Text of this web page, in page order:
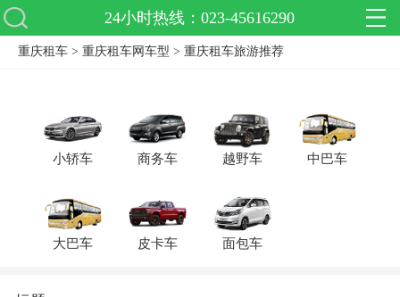
24小时热线：023-45616290
重庆租车 > 重庆租车网车型 > 重庆租车旅游推荐
小轿车 商务车 越野车 中巴车
大巴车 皮卡车 面包车